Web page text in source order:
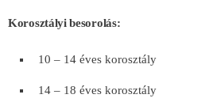
Korosztályi besorolás:
10 – 14 éves korosztály
14 – 18 éves korosztály